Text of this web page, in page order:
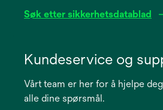
Søk etter sikkerhetsdatablad
new
Kundeservice og
Vårt team er her for å hjelpe
alle dine spørsmål.